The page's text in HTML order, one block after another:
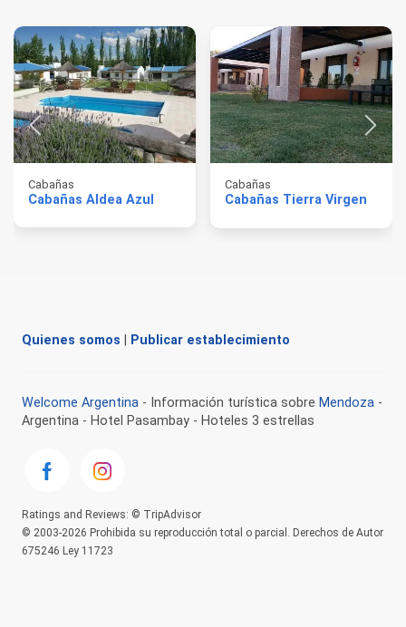
Cabañas
Cabañas Aldea Azul
Cabañas
Cabañas Tierra Virgen
Quienes somos Publicar establecimiento
Welcome Argentina - Información turística sobre Mendoza -
Argentina - Hotel Pasambay - Hoteles 3 estrellas
Ratings and Reviews: © TripAdvisor
© 2003-2026 Prohibida su reproducción total o parcial. Derechos de Autor
675246 Ley 11723